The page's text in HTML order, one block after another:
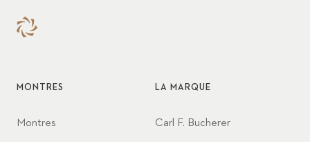
MONTRES
Montres
LA MARQUE
Carl F. Bucherer